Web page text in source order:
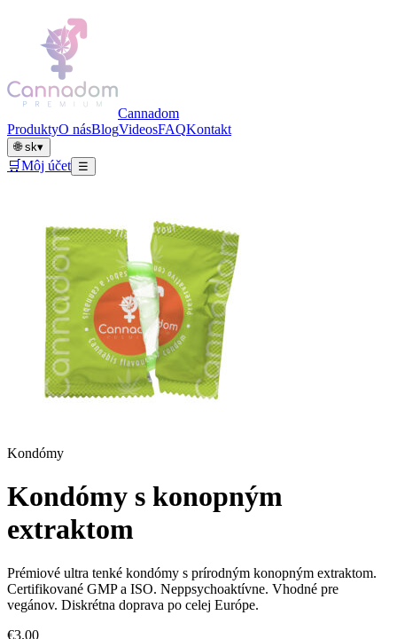
Cannadom
ProduktyO násBlogVideosFAQKontakt
🌐sk▾
🛒Môj účet ☰
Kondómy
Kondómy s konopným
extraktom
Prémiové ultra tenké kondómy s prírodným konopným extraktom.
Certifikované GMP a ISO. Neppsychoaktívne. Vhodné pre
vegánov. Diskrétna doprava po celej Európe.
€3.00